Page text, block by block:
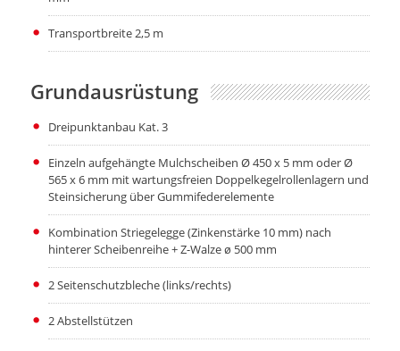
Transportbreite 2,5 m
Grundausrüstung
Dreipunktanbau Kat. 3
Einzeln aufgehängte Mulchscheiben Ø 450 x 5 mm oder Ø
565 х 6 mm mit wartungsfreien Doppelkegelrollenlagern und
Steinsicherung über Gummifederelemente
Kombination Striegelegge (Zinkenstärke 10 mm) nach
hinterer Scheibenreihe + Z-Walze ø 500 mm
2 Seitenschutzbleche (links/rechts)
2 Abstellstützen